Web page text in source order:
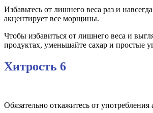
Избавьтесь от лишнего веса раз и
акцентирует все морщины.
Чтобы избавиться от лишнего веса и
продуктах, уменьшайте сахар и простые
Хитрость 6
Обязательно откажитесь от